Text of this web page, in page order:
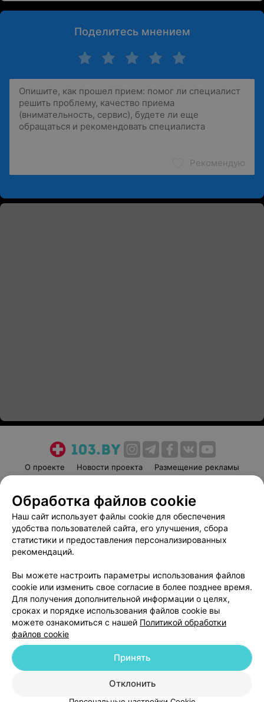
Поделитесь мнением
Рекомендую
О проекте Новости проекта
Размещение рекламы
Пользовательское соглашение
Способы оплаты
Вакансии
Партнеры
Написать руководителю 103.by
Обработка персональных данных
© 2026 ООО «Артокс Лаб», УНП 191700409
| 220012, Республика Беларусь,
Служба поддержки +375 291212755
Обработка файлов cookie
Наш сайт использует файлы cookie для обеспечения
удобства пользователей сайта, его улучшения, сбора
статистики и предоставления персонализированных
рекомендаций.
Вы можете настроить параметры использования файлов
cookie или изменить свое согласие в более позднее время.
Для получения дополнительной информации о целях,
сроках и порядке использования файлов cookie вы
можете ознакомиться с нашей Политикой обработки
файлов cookie
Отклонить
Принять